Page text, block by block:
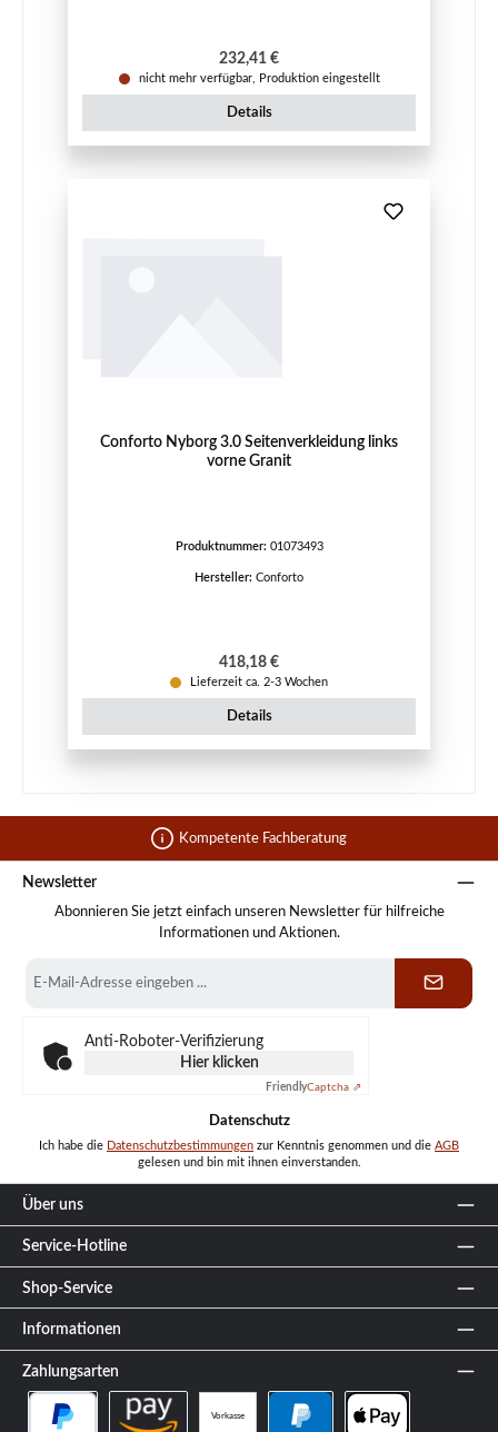
Regulärer Preis:
232,41 €
nicht mehr verfügbar, Produktion eingestellt
Details
Conforto Nyborg 3.0 Seitenverkleidung links
vorne Granit
Produktnummer: 01073493
Hersteller: Conforto
Regulärer Preis:
418,18 €
Lieferzeit ca. 2-3 Wochen
Details
Kompetente Fachberatung
Newsletter
Abonnieren Sie jetzt einfach unseren Newsletter für hilfreiche
Informationen und Aktionen.
Mail-
Anti-Roboter-Verifizierung
Hier klicken
FriendlyCaptcha ⇗
Datenschutz
Ich habe die Datenschutzbestimmungen zur Kenntnis genommen und die AGB
gelesen und bin mit ihnen einverstanden.
Über uns
Service-Hotline
Shop-Service
Informationen
Zahlungsarten
Vorkasse